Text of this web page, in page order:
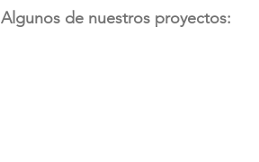
Algunos de nuestros proyectos: